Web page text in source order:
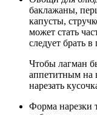
баклажаны,
капусты,
может стать
следует брать
Чтобы лагман
аппетитным на
нарезать
Форма нарезки